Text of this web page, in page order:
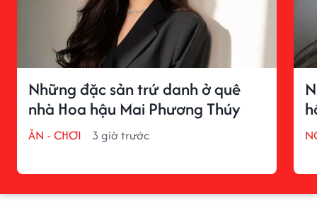
Những đặc sản trứ danh ở quê
nhà Hoa hậu Mai Phương Thúy
ĂN - CHƠI 3 giờ trước